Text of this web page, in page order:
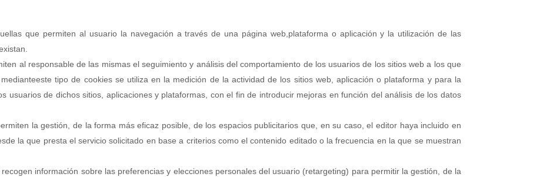
que permiten al usuario la navegación a través de una página web,plataforma o aplicación y la utilización de las
al responsable de las mismas el seguimiento y análisis del comportamiento de los usuarios de los sitios web a los que
tipo de cookies se utiliza en la medición de la actividad de los sitios web, aplicación o plataforma y para la
usuarios de dichos sitios, aplicaciones y plataformas, con el fin de introducir mejoras en función del análisis de los datos
la gestión, de la forma más eficaz posible, de los espacios publicitarios que, en su caso, el editor haya incluido en
la que presta el servicio solicitado en base a criterios como el contenido editado o la frecuencia en la que se muestran
recogen información sobre las preferencias y elecciones personales del usuario (retargeting) para permitir la gestión, de la